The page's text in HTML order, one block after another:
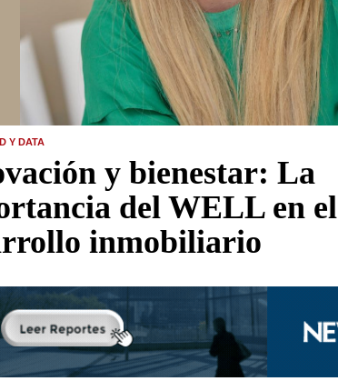
Y DATA
y bienestar: La
del WELL en el
inmobiliario